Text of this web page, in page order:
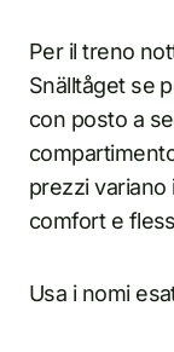
Per il treno
Snälltåget se
con posto a
prezzi variano
comfort e
Usa i nomi